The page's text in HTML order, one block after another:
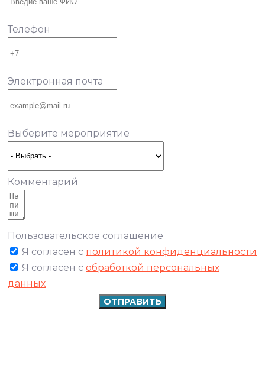
Телефон
Электронная почта
Выберите мероприятие
Комментарий
Пользовательское соглашение
Я согласен с политикой конфиденциальности
Я согласен с обработкой персональных
данных
ОТПРАВИТЬ